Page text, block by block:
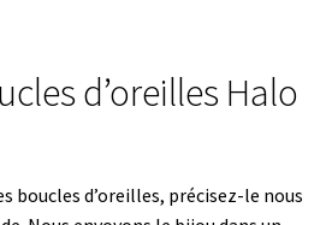
d’oreilles Halo
boucles d’oreilles, précisez-le nous